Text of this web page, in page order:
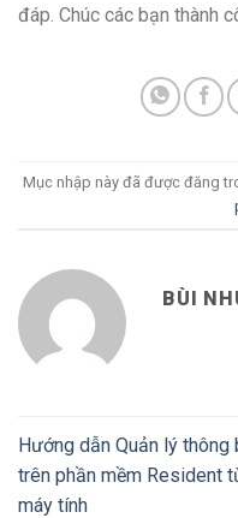
đáp. Chúc các bạn thành
Mục nhập này đã được đăng
BÙI
Hướng dẫn Quản lý thông
trên phần mềm Resident
máy tính